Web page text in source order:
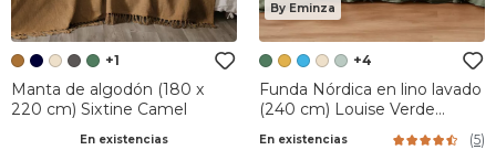
+1
Manta de algodón (180 x
220 cm) Sixtine Camel
En existencias
By Eminza
+4
Funda Nórdica en lino lavado
(240 cm) Louise Verde
En existencias (5)